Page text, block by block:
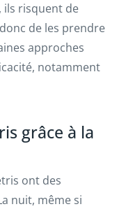
ils risquent de
de les prendre
approches
notamment
grâce à la
ont des
nuit, même si